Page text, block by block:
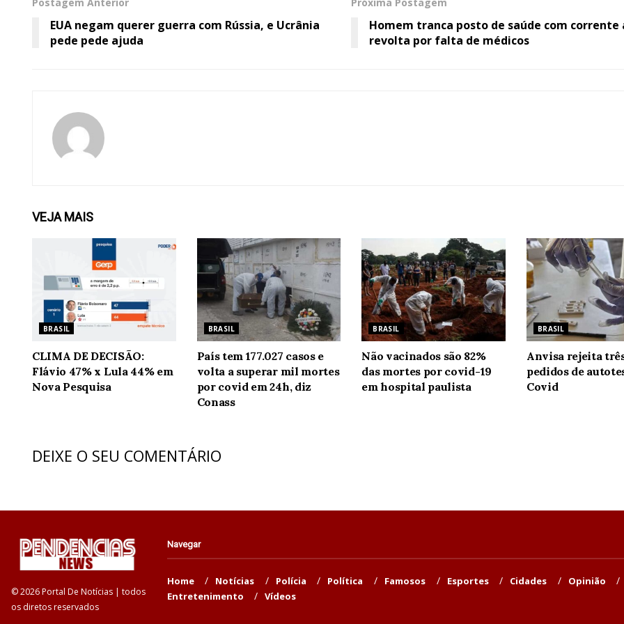
Postagem Anterior
EUA negam querer guerra com Rússia, e Ucrânia
pede pede ajuda
Próxima Postagem
Homem tranca posto de saúde com corrente
revolta por falta de médicos
VEJAMAIS
BRASIL
CLIMA DE DECISÃO:
Flávio 47% x Lula 44% em
Nova Pesquisa
BRASIL
País tem 177.027 casos e
volta a superar mil mortes
por covid em 24h, diz
Conass
BRASIL
Não vacinados são 82%
das mortes por covid-19
em hospital paulista
BRASIL
Anvisa rejeita
pedidos de
Covid
DEIXE O SEU COMENTÁRIO
© 2026 Portal De Notícias | todos
os diretos reservados
Navegar
Home Notícias Polícia Política Famosos Esportes Cidades
Opinião
Entretenimento
Vídeos